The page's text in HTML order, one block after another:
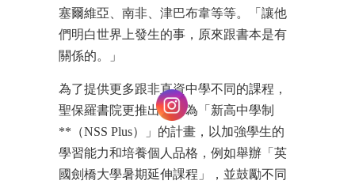
塞爾維亞、南非、津巴布韋等等。「讓他
們明白世界上發生的事，原來跟書本是有
關係的。」
為了提供更多跟非直資中學不同的課程，
聖保羅書院更推出了名為「新高中學制
**（NSS Plus）」的計畫，以加強學生的
學習能力和培養個人品格，例如舉辦「英
國劍橋大學暑期延伸課程」，並鼓勵不同